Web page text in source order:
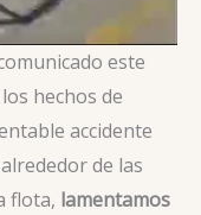
este
hechos de
accidente
de las
flota, lamentamos